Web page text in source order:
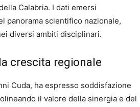
Calabria. I dati emersi
panorama scientifico nazionale,
diversi ambiti disciplinari.
crescita regionale
Cuda, ha espresso soddisfazione
il valore della sinergia e del